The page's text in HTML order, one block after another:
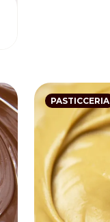
PASTICCERIA